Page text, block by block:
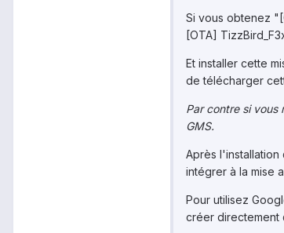
Si vous obtenez
[OTA]
Et installer cette
de télécharger
Par contre si vous
GMS.
Après l'installation
intégrer à la mise
Pour utilisez
créer directement